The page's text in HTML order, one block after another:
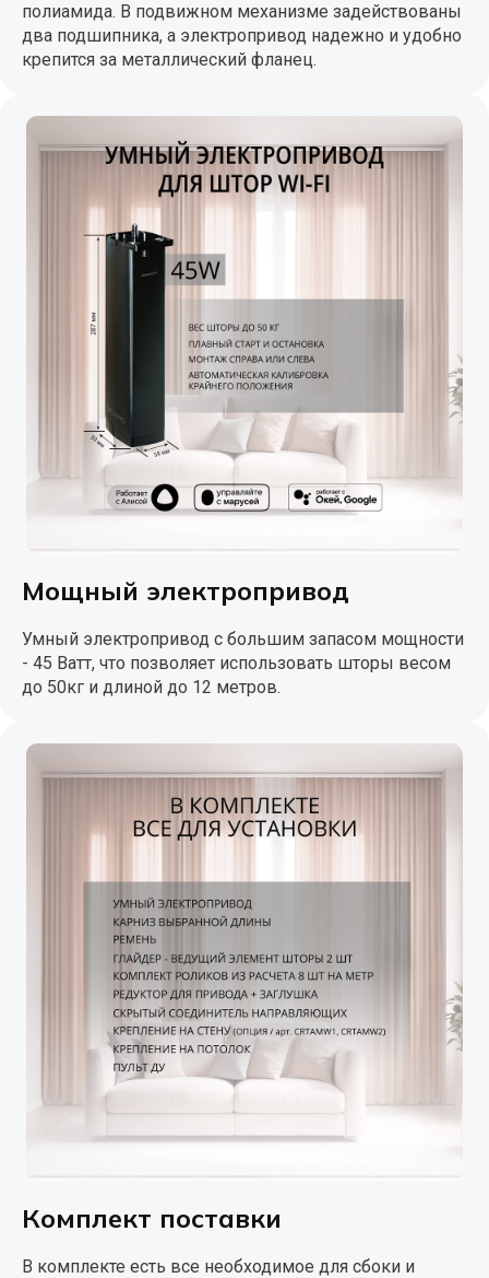
полиамида. В подвижном механизме задействованы
два подшипника, а электропривод надежно и удобно
крепится за металлический фланец.
Мощный электропривод
Умный электропривод с большим запасом мощности
- 45 Ватт, что позволяет использовать шторы весом
до 50кг и длиной до 12 метров.
Комплект поставки
В комплекте есть все необходимое для сбоки и